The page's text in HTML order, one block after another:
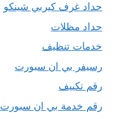
حداد غرف كيربي شينكو
حداد مظلات
خدمات تنظيف
رسيفر بي ان سبورت
رقم تكييف
رقم خدمة بي ان سبورت